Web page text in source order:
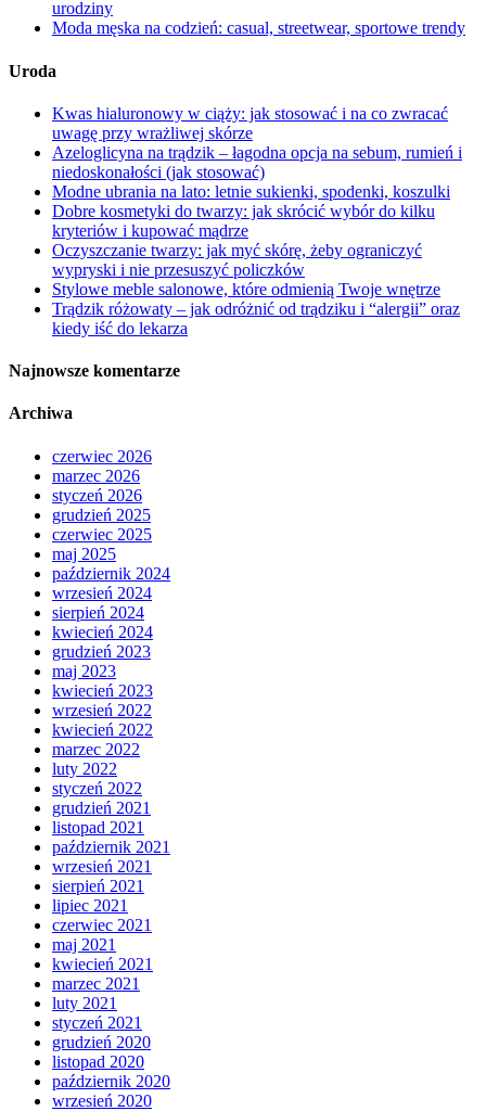
urodziny
Moda męska na codzień: casual, streetwear, sportowe trendy
Uroda
Kwas hialuronowy w ciąży: jak stosować i na co zwracać
uwagę przy wrażliwej skórze
Azeloglicyna na trądzik – łagodna opcja na sebum, rumień i
niedoskonałości (jak stosować)
Modne ubrania na lato: letnie sukienki, spodenki, koszulki
Dobre kosmetyki do twarzy: jak skrócić wybór do kilku
kryteriów i kupować mądrze
Oczyszczanie twarzy: jak myć skórę, żeby ograniczyć
wypryski i nie przesuszyć policzków
Stylowe meble salonowe, które odmienią Twoje wnętrze
Trądzik różowaty – jak odróżnić od trądziku i “alergii” oraz
kiedy iść do lekarza
Najnowsze komentarze
Archiwa
czerwiec 2026
marzec 2026
styczeń 2026
grudzień 2025
czerwiec 2025
maj 2025
październik 2024
wrzesień 2024
sierpień 2024
kwiecień 2024
grudzień 2023
maj 2023
kwiecień 2023
wrzesień 2022
kwiecień 2022
marzec 2022
luty 2022
styczeń 2022
grudzień 2021
listopad 2021
październik 2021
wrzesień 2021
sierpień 2021
lipiec 2021
czerwiec 2021
maj 2021
kwiecień 2021
marzec 2021
luty 2021
styczeń 2021
grudzień 2020
listopad 2020
październik 2020
wrzesień 2020